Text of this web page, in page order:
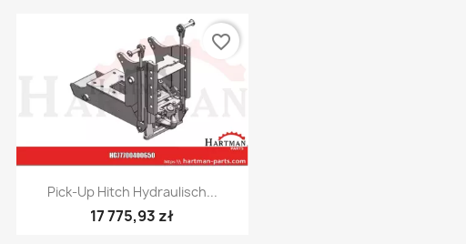
Szybki podgląd
Pick-Up Hitch Hydraulisch...
17 775,93 zł
favorite_border